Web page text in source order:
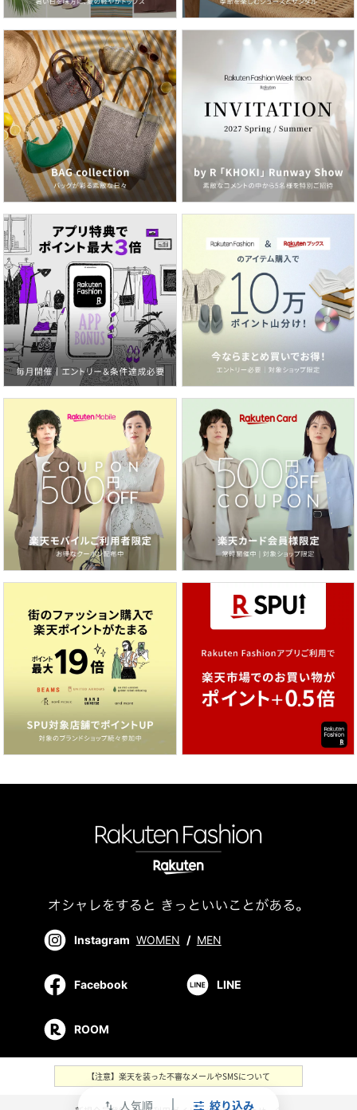
swap_vert 人気順 絞り込み
Instagram WOMEN / MEN
Facebook LINE
ROOM
【注意】楽天を装った不審なメールやSMSについて